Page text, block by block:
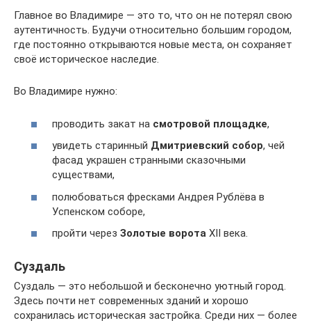
Главное во Владимире — это то, что он не потерял свою
аутентичность. Будучи относительно большим городом,
где постоянно открываются новые места, он сохраняет
своё историческое наследие.
Во Владимире нужно:
проводить закат на смотровой площадке,
увидеть старинный Дмитриевский собор, чей
фасад украшен странными сказочными
существами,
полюбоваться фресками Андрея Рублёва в
Успенском соборе,
пройти через Золотые ворота XII века.
Суздаль
Суздаль — это небольшой и бесконечно уютный город.
Здесь почти нет современных зданий и хорошо
сохранилась историческая застройка. Среди них — более